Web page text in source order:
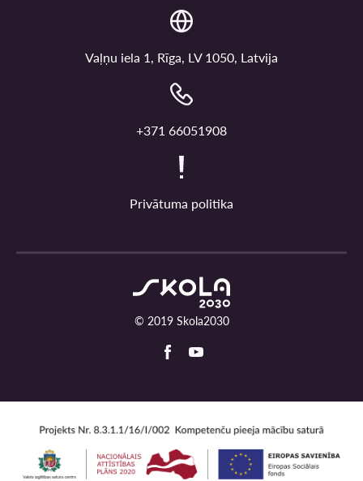
Vaļņu iela 1, Rīga, LV 1050, Latvija
+371 66051908
Privātuma politika
© 2019 Skola2030